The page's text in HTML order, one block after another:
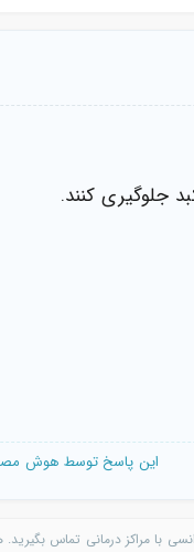
جلوگیری کنند.
این پاسخ توسط هوش
با مراکز درمانی تماس